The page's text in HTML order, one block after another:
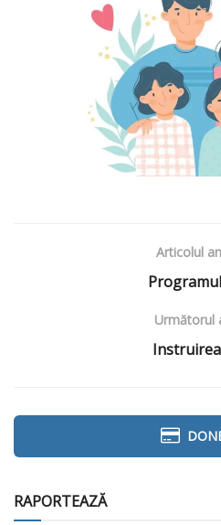
Articolul
Următorul
RAPORTEAZĂ